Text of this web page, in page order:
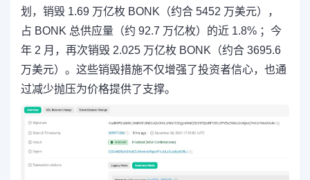
划，销毁 1.69 万亿枚 BONK（约合 5452 万美元），
占 BONK 总供应量（约 92.7 万亿枚）的近 1.8% ；今
年 2 月，再次销毁 2.025 万亿枚 BONK（约合 3695.6
万美元）。这些销毁措施不仅增强了投资者信心，也通
过减少抛压为价格提供了支撑。